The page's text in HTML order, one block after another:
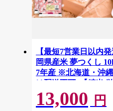
【最短7営業日以内
岡県産米 夢つくし
7年産 ※北海道・沖
は配送不可 |【精米
一原料米 7年産 国産
ランド米 5kg × 2 ゆめ
13,000 円